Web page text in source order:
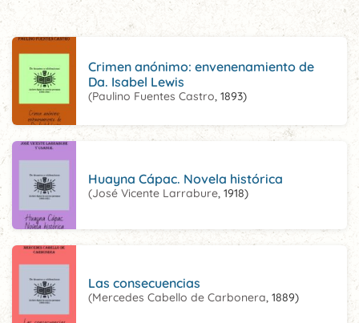
Crimen anónimo: envenenamiento de
Da. Isabel Lewis
(Paulino Fuentes Castro, 1893)
Huayna Cápac. Novela histórica
(José Vicente Larrabure, 1918)
Las consecuencias
(Mercedes Cabello de Carbonera, 1889)